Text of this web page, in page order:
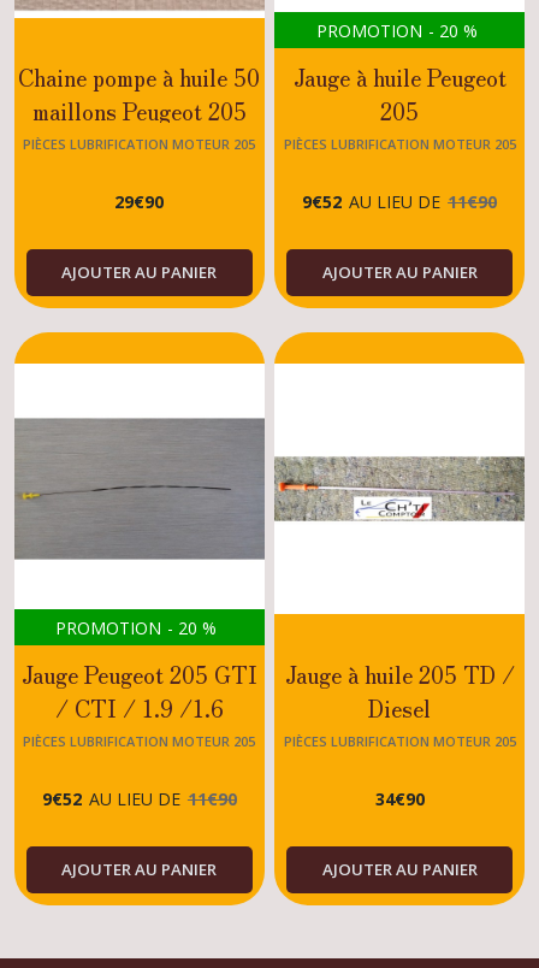
Chaine pompe à huile 50
maillons Peugeot 205
GTI 1.6 - 1.9
PIÈCES LUBRIFICATION MOTEUR 205
29€90
AJOUTER AU PANIER
PROMOTION - 20 %
Jauge à huile Peugeot
205
Rallye/XS/ROLAND
PIÈCES LUBRIFICATION MOTEUR 205
9€52 AU LIEU DE 11€90
AJOUTER AU PANIER
PROMOTION - 20 %
Jauge Peugeot 205 GTI
/ CTI / 1.9 /1.6
PIÈCES LUBRIFICATION MOTEUR 205
9€52 AU LIEU DE 11€90
AJOUTER AU PANIER
Jauge à huile 205 TD /
Diesel
PIÈCES LUBRIFICATION MOTEUR 205
34€90
AJOUTER AU PANIER